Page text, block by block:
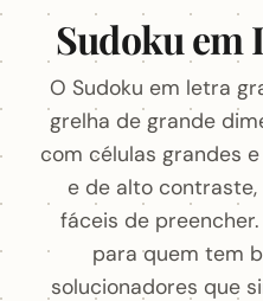
Sudoku em
O Sudoku em letra
grelha de grande
com células grandes
e de alto
fáceis de
para quem tem
solucionadores que